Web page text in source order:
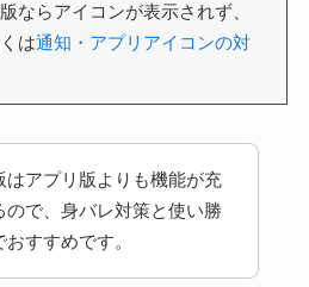
ならアイコンが表示されず、
は通知・アプリアイコンの対
はアプリ版よりも機能が充
ので、身バレ対策と使い勝
すすめです。